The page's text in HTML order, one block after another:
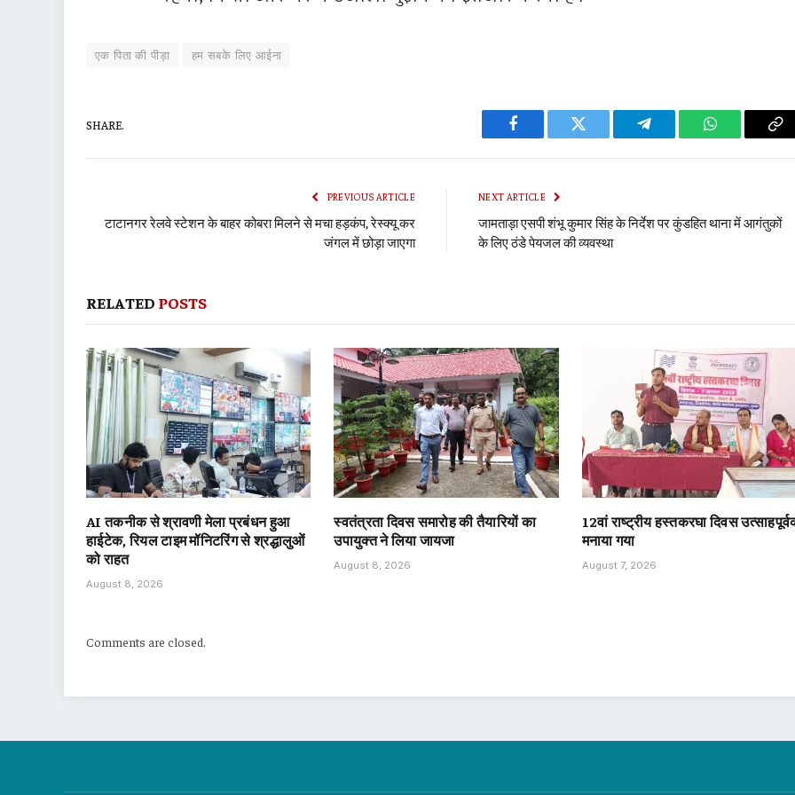
एक पिता की पीड़ा हम सबके लिए आईना
SHARE.
Facebook Twitter Telegram WhatsApp
PREVIOUS ARTICLE
टाटानगर रेलवे स्टेशन के बाहर कोबरा मिलने से मचा हड़कंप, रेस्क्यू कर
जंगल में छोड़ा जाएगा
NEXT ARTICLE
जामताड़ा एसपी शंभू कुमार सिंह के निर्देश पर कुंडहित थाना में आगंतुकों
के लिए ठंडे पेयजल की व्यवस्था
RELATED POSTS
AI तकनीक से श्रावणी मेला प्रबंधन हुआ
हाईटेक, रियल टाइम मॉनिटरिंग से श्रद्धालुओं
को राहत
August 8, 2026
स्वतंत्रता दिवस समारोह की तैयारियों का
उपायुक्त ने लिया जायजा
August 8, 2026
12वां राष्ट्रीय हस्तकरघा दिवस
मनाया गया
August 7, 2026
Comments are closed.